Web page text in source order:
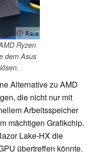
ⓘ Asus
Ryzen
dem Asus
Alternative zu AMD
die nicht nur mit
Arbeitsspeicher
mächtigen Grafikchip.
Lake-HX die
übertreffen könnte.